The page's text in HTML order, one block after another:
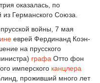
оказалась, по
Германского Союза.
войны, 7 мая
еврей Фердинанд Коэн-
на прусского
графа Отто фон
имперского канцлера
проживший много лет